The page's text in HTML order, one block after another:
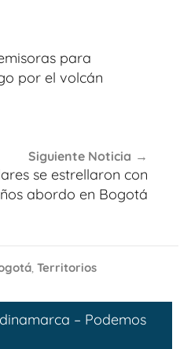
para
por el volcán
Siguiente Noticia
se estrellaron con
abordo en Bogotá
, Territorios
– Podemos